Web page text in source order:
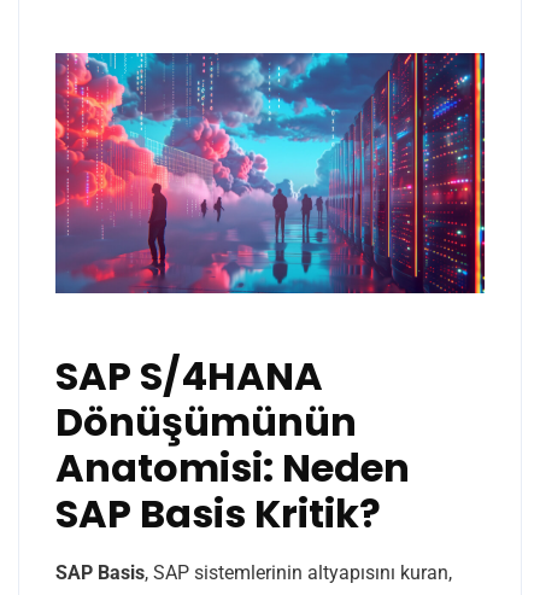
SAP S/4HANA
Dönüşümünün
Anatomisi: Neden
SAP Basis Kritik?
SAP Basis, SAP sistemlerinin altyapısını kuran,